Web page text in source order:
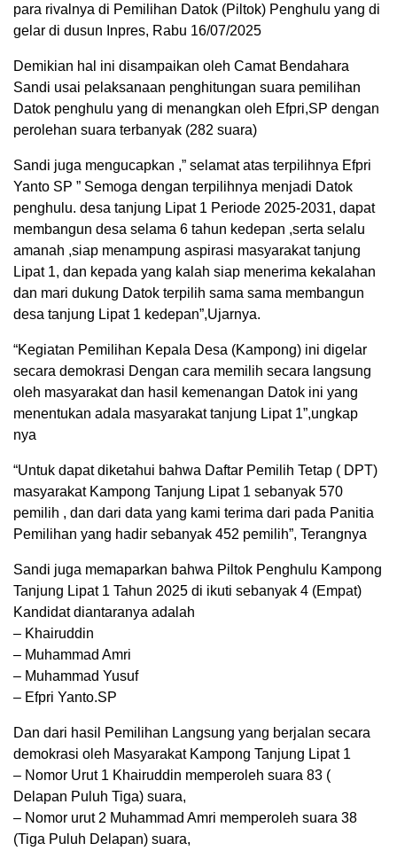
para rivalnya di Pemilihan Datok (Piltok) Penghulu yang di
gelar di dusun Inpres, Rabu 16/07/2025
Demikian hal ini disampaikan oleh Camat Bendahara
Sandi usai pelaksanaan penghitungan suara pemilihan
Datok penghulu yang di menangkan oleh Efpri,SP dengan
perolehan suara terbanyak (282 suara)
Sandi juga mengucapkan ,” selamat atas terpilihnya Efpri
Yanto SP ” Semoga dengan terpilihnya menjadi Datok
penghulu. desa tanjung Lipat 1 Periode 2025-2031, dapat
membangun desa selama 6 tahun kedepan ,serta selalu
amanah ,siap menampung aspirasi masyarakat tanjung
Lipat 1, dan kepada yang kalah siap menerima kekalahan
dan mari dukung Datok terpilih sama sama membangun
desa tanjung Lipat 1 kedepan”,Ujarnya.
“Kegiatan Pemilihan Kepala Desa (Kampong) ini digelar
secara demokrasi Dengan cara memilih secara langsung
oleh masyarakat dan hasil kemenangan Datok ini yang
menentukan adala masyarakat tanjung Lipat 1”,ungkap
nya
“Untuk dapat diketahui bahwa Daftar Pemilih Tetap ( DPT)
masyarakat Kampong Tanjung Lipat 1 sebanyak 570
pemilih , dan dari data yang kami terima dari pada Panitia
Pemilihan yang hadir sebanyak 452 pemilih”, Terangnya
Sandi juga memaparkan bahwa Piltok Penghulu Kampong
Tanjung Lipat 1 Tahun 2025 di ikuti sebanyak 4 (Empat)
Kandidat diantaranya adalah
– Khairuddin
– Muhammad Amri
– Muhammad Yusuf
– Efpri Yanto.SP
Dan dari hasil Pemilihan Langsung yang berjalan secara
demokrasi oleh Masyarakat Kampong Tanjung Lipat 1
– Nomor Urut 1 Khairuddin memperoleh suara 83 (
Delapan Puluh Tiga) suara,
– Nomor urut 2 Muhammad Amri memperoleh suara 38
(Tiga Puluh Delapan) suara,